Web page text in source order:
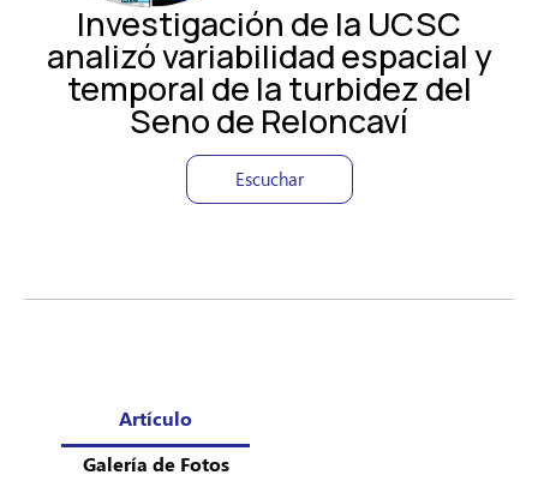
Investigación de la UCSC
analizó variabilidad espacial y
temporal de la turbidez del
Seno de Reloncaví
Escuchar
Artículo
Galería de Fotos